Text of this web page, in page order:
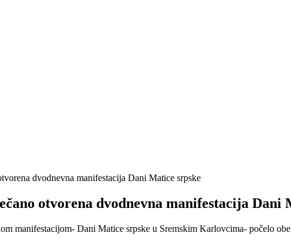
dvodnevna manifestacija Dani Matice srpske
otvorena dvodnevna manifestacija Dani
manifestacijom- Dani Matice srpske u Sremskim Karlovcima- počelo